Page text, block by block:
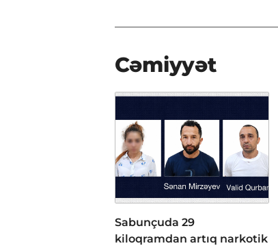
Cəmiyyət
Sabunçuda 29
kiloqramdan artıq narkotik